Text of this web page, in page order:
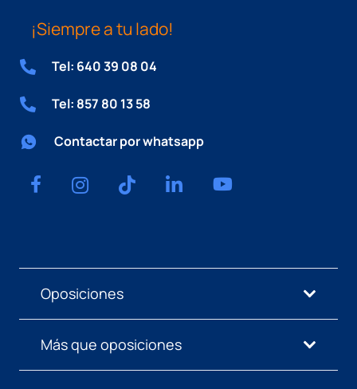
¡Siempre a tu lado!
Tel: 640 39 08 04
Tel: 857 80 13 58
Contactar por whatsapp
Oposiciones
Más que oposiciones